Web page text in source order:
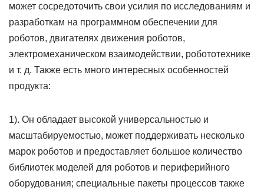
может сосредоточить свои усилия по исследованиям и
разработкам на программном обеспечении для
роботов, двигателях движения роботов,
электромеханическом взаимодействии, робототехнике
и т. д. Также есть много интересных особенностей
продукта:
1). Он обладает высокой универсальностью и
масштабируемостью, может поддерживать несколько
марок роботов и предоставляет большое количество
библиотек моделей для роботов и периферийного
оборудования; специальные пакеты процессов также